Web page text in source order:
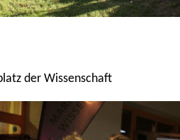
der Wissenschaft